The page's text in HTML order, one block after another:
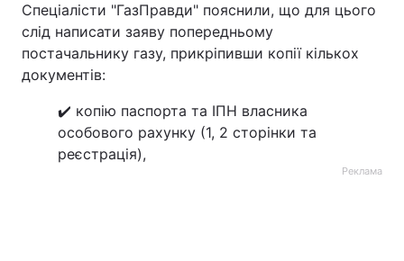
Спеціалісти "ГазПравди" пояснили, що для цього
слід написати заяву попередньому
постачальнику газу, прикріпивши копії кількох
документів:
✔️ копію паспорта та ІПН власника
особового рахунку (1, 2 сторінки та
реєстрація),
Реклама